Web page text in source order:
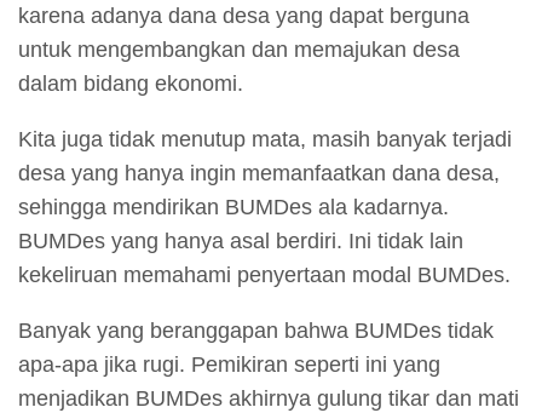
karena adanya dana desa yang dapat berguna
untuk mengembangkan dan memajukan desa
dalam bidang ekonomi.
Kita juga tidak menutup mata, masih banyak terjadi
desa yang hanya ingin memanfaatkan dana desa,
sehingga mendirikan BUMDes ala kadarnya.
BUMDes yang hanya asal berdiri. Ini tidak lain
kekeliruan memahami penyertaan modal BUMDes.
Banyak yang beranggapan bahwa BUMDes tidak
apa-apa jika rugi. Pemikiran seperti ini yang
menjadikan BUMDes akhirnya gulung tikar dan mati